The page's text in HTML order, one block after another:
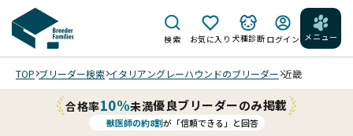
検索 お気に入り 犬種診断 ログイン メニュー
TOP ブリーダー検索 イタリアングレーハウンドのブリーダー 近畿
合格率10%未満優良ブリーダーのみ掲載
獣医師の約8割が「信頼できる」と回答